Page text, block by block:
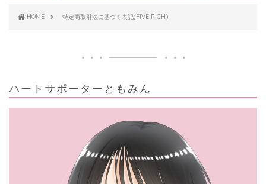
HOME 特定商取引法に基づく表記(FIVE RICH)
ハートサポーターともみん